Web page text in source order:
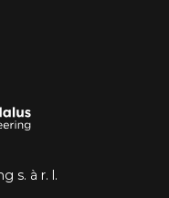
s. à r. l.